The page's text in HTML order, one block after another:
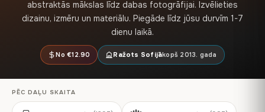
abstraktās mākslas līdz dabas fotogrāfijai. Izvēlieties
dizainu, izmēru un materiālu. Piegāde līdz jūsu durvīm 1-7
dienu laikā.
No €12.90 Ražots Sofijākopš 2013. gada
PĒC DAĻU SKAITA